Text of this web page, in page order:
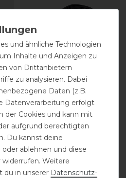
Schockemöhle Soft
Rubber Zügel Stops
59,95 € *
ARTIKEL MERKEN
und ähnliche Technologien
Inhalte und Anzeigen zu
von Drittanbietern
zu analysieren. Dabei
Daten (z.B.
Datenverarbeitung erfolgt
der Cookies und kann mit
aufgrund berechtigten
Du kannst deine
ablehnen und diese
Weitere
du in unserer Daten­schutz­